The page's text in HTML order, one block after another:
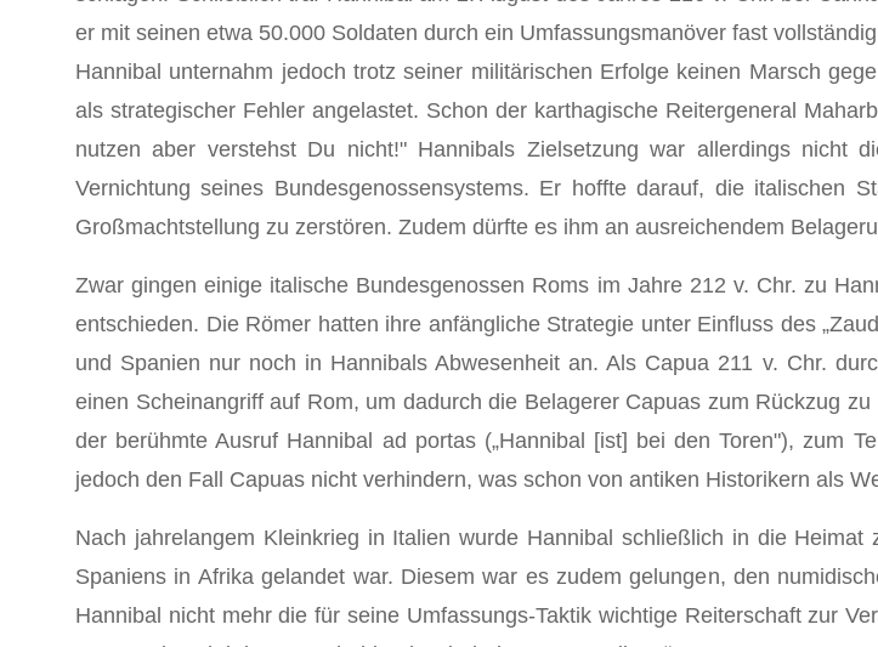
er mit seinen etwa 50.000 Soldaten durch ein Umfassungsmanöver fast
Hannibal unternahm jedoch trotz seiner militärischen Erfolge keinen Marsch
als strategischer Fehler angelastet. Schon der karthagische Reitergeneral
nutzen aber verstehst Du nicht!" Hannibals Zielsetzung war allerdings nicht
Vernichtung seines Bundesgenossensystems. Er hoffte darauf, die italischen
Großmachtstellung zu zerstören. Zudem dürfte es ihm an ausreichendem
Zwar gingen einige italische Bundesgenossen Roms im Jahre 212 v. Chr. zu
entschieden. Die Römer hatten ihre anfängliche Strategie unter Einfluss des
und Spanien nur noch in Hannibals Abwesenheit an. Als Capua 211 v. Chr.
einen Scheinangriff auf Rom, um dadurch die Belagerer Capuas zum Rückzug
der berühmte Ausruf Hannibal ad portas („Hannibal [ist] bei den Toren"), zum
jedoch den Fall Capuas nicht verhindern, was schon von antiken Historikern als
Nach jahrelangem Kleinkrieg in Italien wurde Hannibal schließlich in die
Spaniens in Afrika gelandet war. Diesem war es zudem gelungen, den
Hannibal nicht mehr die für seine Umfassungs-Taktik wichtige Reiterschaft zur